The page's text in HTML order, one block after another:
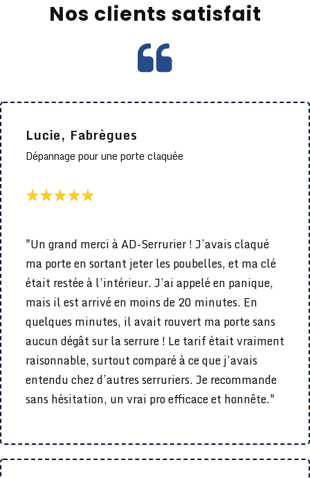
Nos clients satisfait
Lucie, Fabrègues
Dépannage pour une porte claquée
"Un grand merci à AD-Serrurier ! J’avais claqué
ma porte en sortant jeter les poubelles, et ma clé
était restée à l’intérieur. J’ai appelé en panique,
mais il est arrivé en moins de 20 minutes. En
quelques minutes, il avait rouvert ma porte sans
aucun dégât sur la serrure ! Le tarif était vraiment
raisonnable, surtout comparé à ce que j’avais
entendu chez d’autres serruriers. Je recommande
sans hésitation, un vrai pro efficace et honnête."